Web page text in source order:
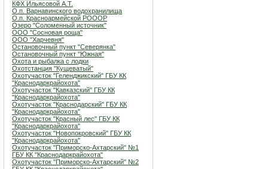
КФХ Ильясовой А.Т.
О.п. Варнавинского водохранилища
О.п. Красноармейской РОООР
Озеро "Соломенный источник"
ООО "Сосновая роща"
ООО "Харчевня"
Остановочный пункт "Северянка"
Остановочный пункт "Южная"
Охота и рыбалка с лодки
Охотстанция "Кущеватый"
Охотучасток "Геленджикский" ГБУ КК
"Краснодаркрайохота"
Охотучасток "Кавказский" ГБУ КК
"Краснодаркрайохота"
Охотучасток "Краснодарский" ГБУ КК
"Краснодаркрайохота"
Охотучасток "Красный лес" ГБУ КК
"Краснодаркрайохота"
Охотучасток "Новопокровский" ГБУ КК
"Краснодаркрайохота"
Охотучасток "Приморско-Ахтарский" №1
ГБУ КК "Краснодаркрайохота"
Охотучасток "Приморско-Ахтарский" №2